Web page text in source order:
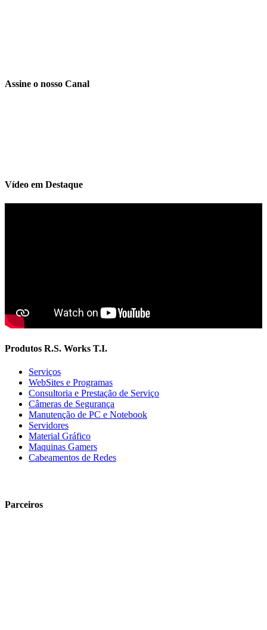
Assine o nosso Canal
Vídeo em Destaque
Produtos R.S. Works T.I.
Serviços
WebSites e Programas
Consultoria e Prestação de Serviço
Câmeras de Segurança
Manutenção de PC e Notebook
Servidores
Material Gráfico
Maquinas Gamers
Cabeamentos de Redes
Parceiros